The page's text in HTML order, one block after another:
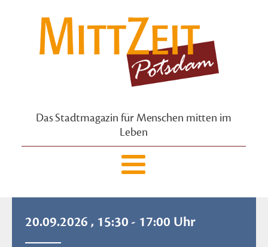
Das Stadtmagazin für Menschen mitten im
Leben
20.09.2026 , 15:30 - 17:00 Uhr